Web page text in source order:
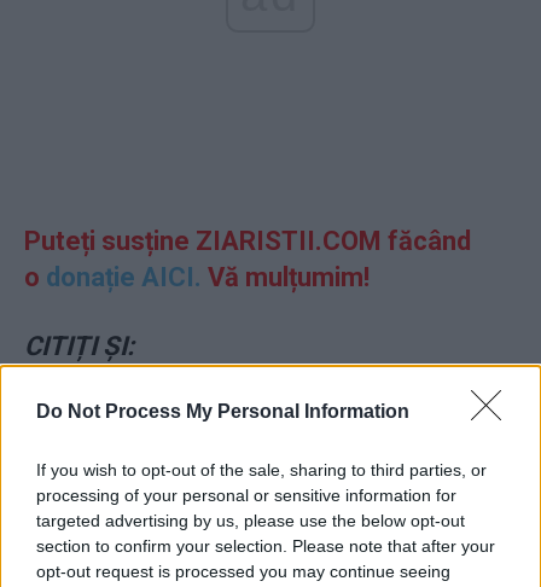
Do Not Process My Personal Information
If you wish to opt-out of the sale, sharing to third parties, or
processing of your personal or sensitive information for
targeted advertising by us, please use the below opt-out
section to confirm your selection. Please note that after your
opt-out request is processed you may continue seeing
Puteți susține ZIARISTII.COM făcând
o donație AICI. Vă mulțumim!
CITIȚI ȘI:
*Ceas de 21.000 de dolari la mâna cu care
demiterea lui Clotilde Armand!
*Iurie Roșca, agent KGB și propagandist-șef al
Sputnik în Basarabia – 3 ani interdicție de